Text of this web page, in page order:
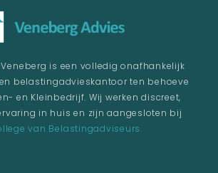
is een volledig onafhankelijk
belastingadvieskantoor ten behoeve
en Kleinbedrijf. Wij werken discreet,
in huis en zijn aangesloten bij
van Belastingadviseurs.